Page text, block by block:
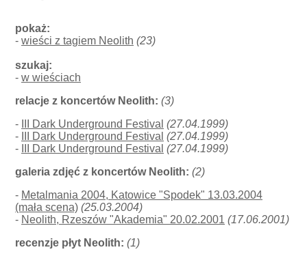
pokaż:
-wieści z tagiem Neolith (23)
szukaj:
-w wieściach
relacje z koncertów Neolith: (3)
-
III Dark Underground Festival (27.04.1999)
-
III Dark Underground Festival (27.04.1999)
-
III Dark Underground Festival (27.04.1999)
galeria zdjęć z koncertów Neolith: (2)
- Metalmania 2004, Katowice "Spodek" 13.03.2004
(mała scena) (25.03.2004)
- Neolith, Rzeszów "Akademia" 20.02.2001 (17.06.2001)
recenzje płyt Neolith: (1)